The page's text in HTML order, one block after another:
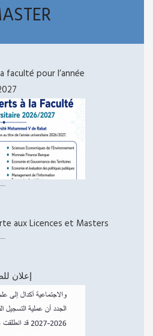
faculté pour l’année
aux Licences et Masters
إعلان